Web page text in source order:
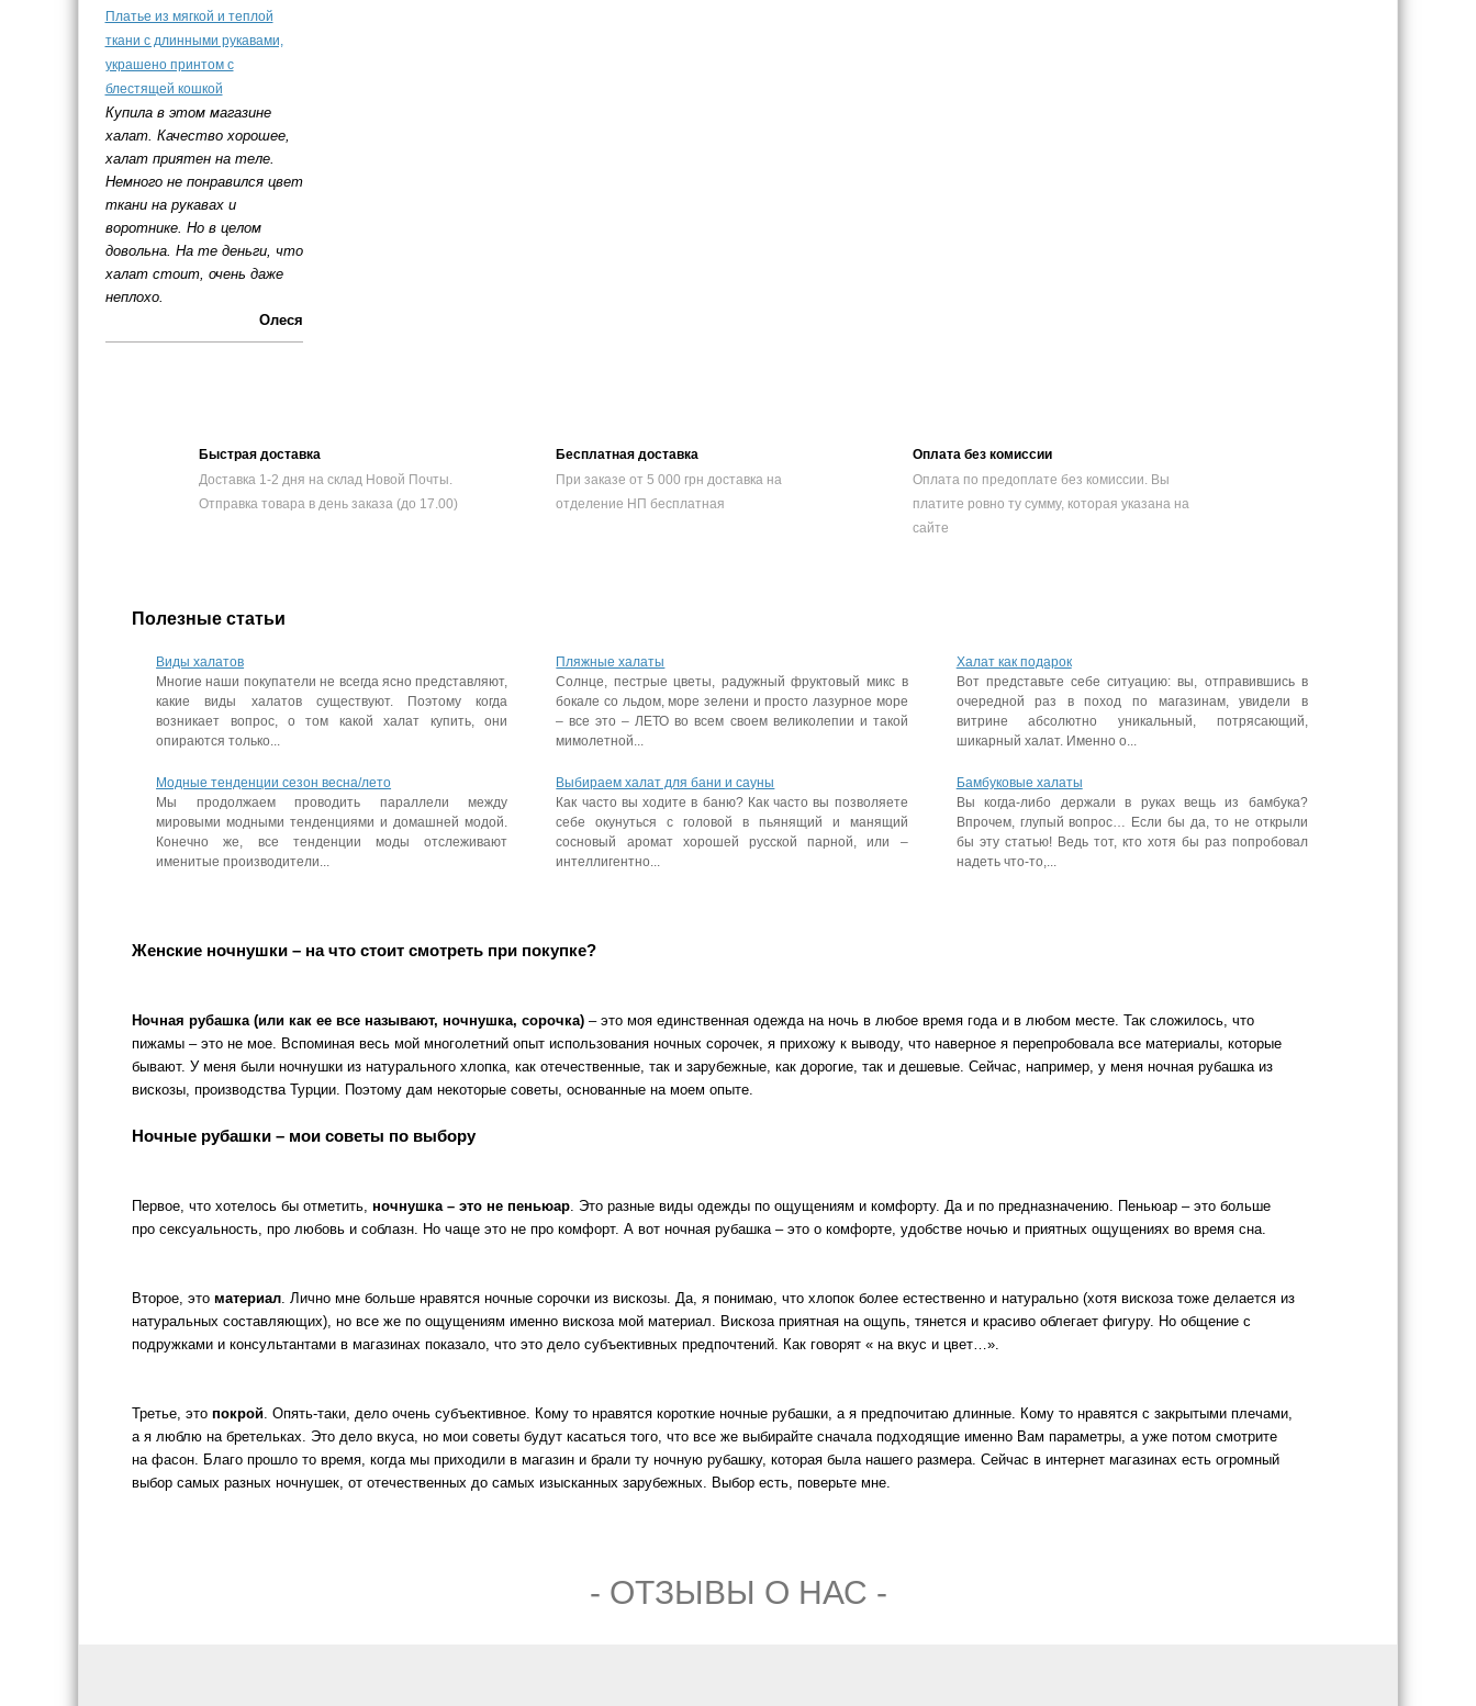
Платье из мягкой и теплой
ткани с длинными рукавами,
украшено принтом с
блестящей кошкой
Купила в этом магазине
халат. Качество хорошее,
халат приятен на теле.
Немного не понравился цвет
ткани на рукавах и
воротнике. Но в целом
довольна. На те деньги, что
халат стоит, очень даже
неплохо.
Олеся
Быстрая доставка
Доставка 1-2 дня на склад Новой Почты.
Отправка товара в день заказа (до 17.00)
Бесплатная доставка
При заказе от 5 000 грн доставка на
отделение НП бесплатная
Оплата без комиссии
Оплата по предоплате без комиссии. Вы
платите ровно ту сумму, которая указана на
сайте
Полезные статьи
Виды халатов
Многие наши покупатели не всегда ясно представляют,
какие виды халатов существуют. Поэтому когда
возникает вопрос, о том какой халат купить, они
опираются только...
Модные тенденции сезон весна/лето
Мы продолжаем проводить параллели между
мировыми модными тенденциями и домашней модой.
Конечно же, все тенденции моды отслеживают
именитые производители...
Пляжные халаты
Солнце, пестрые цветы, радужный фруктовый микс в
бокале со льдом, море зелени и просто лазурное море
– все это – ЛЕТО во всем своем великолепии и такой
мимолетной...
Выбираем халат для бани и сауны
Как часто вы ходите в баню? Как часто вы позволяете
себе окунуться с головой в пьянящий и манящий
сосновый аромат хорошей русской парной, или –
интеллигентно...
Халат как подарок
Вот представьте себе ситуацию: вы, отправившись в
очередной раз в поход по магазинам, увидели в
витрине абсолютно уникальный, потрясающий,
шикарный халат. Именно о...
Бамбуковые халаты
Вы когда-либо держали в руках вещь из бамбука?
Впрочем, глупый вопрос… Если бы да, то не открыли
бы эту статью! Ведь тот, кто хотя бы раз попробовал
надеть что-то,...
Женские ночнушки – на что стоит смотреть при покупке?
Ночная рубашка (или как ее все называют, ночнушка, сорочка) – это моя единственная одежда на ночь в любое время года и в любом месте. Так сложилось, что
пижамы – это не мое. Вспоминая весь мой многолетний опыт использования ночных сорочек, я прихожу к выводу, что наверное я перепробовала все материалы, которые
бывают. У меня были ночнушки из натурального хлопка, как отечественные, так и зарубежные, как дорогие, так и дешевые. Сейчас, например, у меня ночная рубашка из
вискозы, производства Турции. Поэтому дам некоторые советы, основанные на моем опыте.
Ночные рубашки – мои советы по выбору
Первое, что хотелось бы отметить, ночнушка – это не пеньюар. Это разные виды одежды по ощущениям и комфорту. Да и по предназначению. Пеньюар – это больше
про сексуальность, про любовь и соблазн. Но чаще это не про комфорт. А вот ночная рубашка – это о комфорте, удобстве ночью и приятных ощущениях во время сна.
Второе, это материал. Лично мне больше нравятся ночные сорочки из вискозы. Да, я понимаю, что хлопок более естественно и натурально (хотя вискоза тоже делается из
натуральных составляющих), но все же по ощущениям именно вискоза мой материал. Вискоза приятная на ощупь, тянется и красиво облегает фигуру. Но общение с
подружками и консультантами в магазинах показало, что это дело субъективных предпочтений. Как говорят « на вкус и цвет…».
Третье, это покрой. Опять-таки, дело очень субъективное. Кому то нравятся короткие ночные рубашки, а я предпочитаю длинные. Кому то нравятся с закрытыми плечами,
а я люблю на бретельках. Это дело вкуса, но мои советы будут касаться того, что все же выбирайте сначала подходящие именно Вам параметры, а уже потом смотрите
на фасон. Благо прошло то время, когда мы приходили в магазин и брали ту ночную рубашку, которая была нашего размера. Сейчас в интернет магазинах есть огромный
выбор самых разных ночнушек, от отечественных до самых изысканных зарубежных. Выбор есть, поверьте мне.
- ОТЗЫВЫ О НАС -